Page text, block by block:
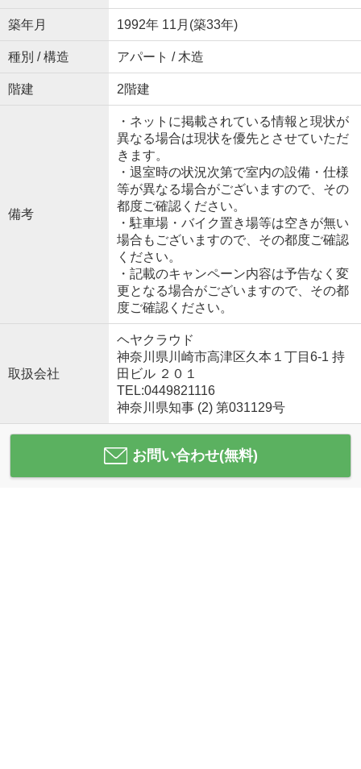
築年月 1992年 11月(築33年)
種別 / 構造 アパート / 木造
階建 2階建
備考
・ネットに掲載されている情報と現状が
異なる場合は現状を優先とさせていただ
きます。
・退室時の状況次第で室内の設備・仕様
等が異なる場合がございますので、その
都度ご確認ください。
・駐車場・バイク置き場等は空きが無い
場合もございますので、その都度ご確認
ください。
・記載のキャンペーン内容は予告なく変
更となる場合がございますので、その都
度ご確認ください。
取扱会社
ヘヤクラウド
神奈川県川崎市高津区久本１丁目6-1 持
田ビル ２０１
TEL:0449821116
神奈川県知事 (2) 第031129号
お問い合わせ(無料)